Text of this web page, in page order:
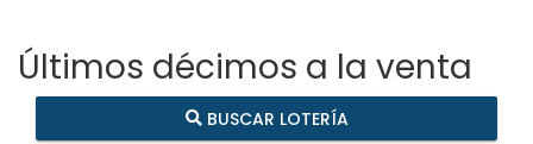
Últimos décimos a la venta
BUSCAR LOTERÍA